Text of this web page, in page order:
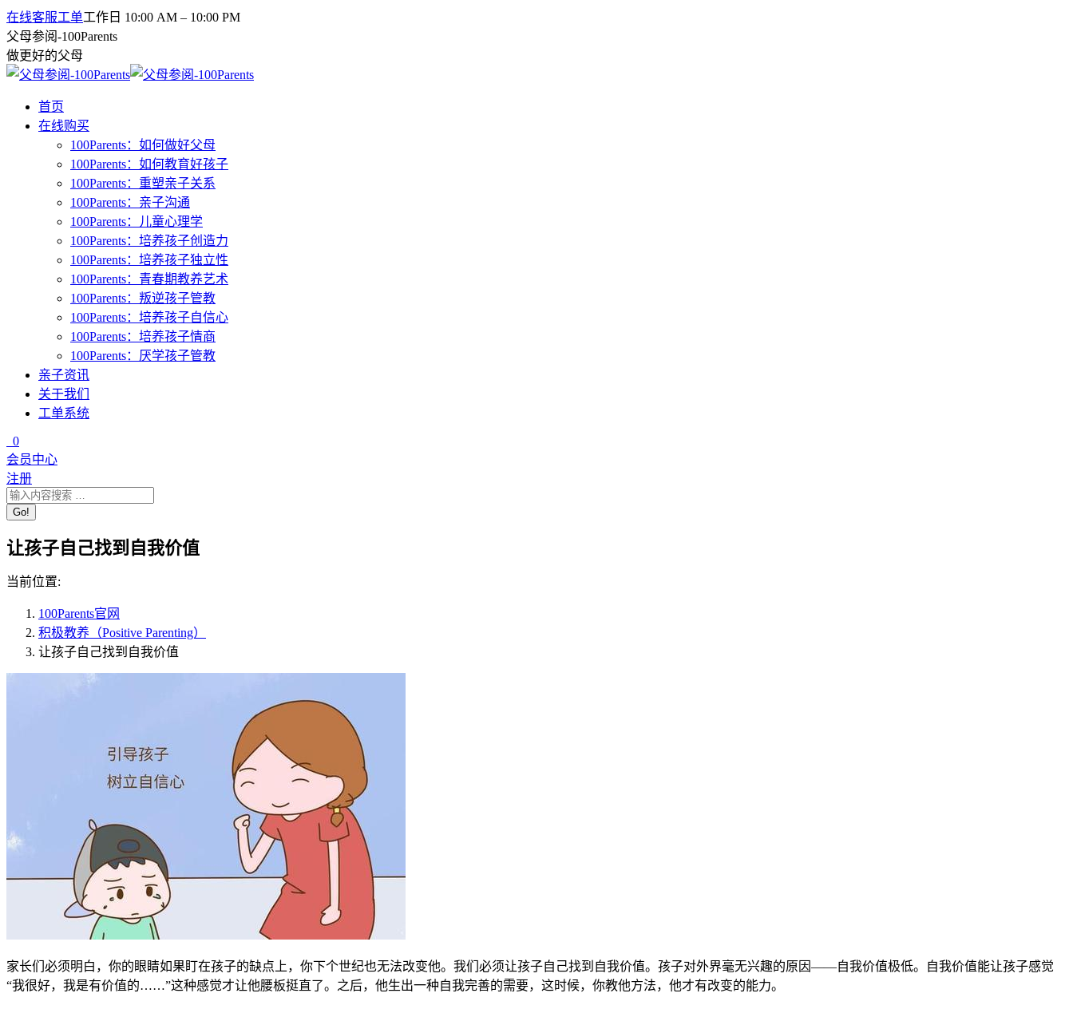
在线客服工单工作日 10:00 AM – 10:00 PM
父母参阅-100Parents
做更好的父母
首页
在线购买
100Parents：如何做好父母
100Parents：如何教育好孩子
100Parents：重塑亲子关系
100Parents：亲子沟通
100Parents：儿童心理学
100Parents：培养孩子创造力
100Parents：培养孩子独立性
100Parents：青春期教养艺术
100Parents：叛逆孩子管教
100Parents：培养孩子自信心
100Parents：培养孩子情商
100Parents：厌学孩子管教
亲子资讯
关于我们
工单系统
0
会员中心
注册
让孩子自己找到自我价值
当前位置:
100Parents官网
积极教养（Positive Parenting）
让孩子自己找到自我价值
家长们必须明白，你的眼睛如果盯在孩子的缺点上，你下个世纪也无法改变他。我们必须让孩子自己找到自我价值。孩子对外界毫无兴趣的原因——自我价值极低。自我价值能让孩子感觉
“我很好，我是有价值的……”这种感觉才让他腰板挺直了。之后，他生出一种自我完善的需要，这时候，你教他方法，他才有改变的能力。